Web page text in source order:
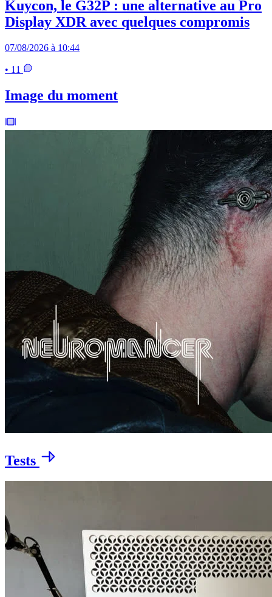
Kuycon, le G32P : une alternative au Pro
Display XDR avec quelques compromis
07/08/2026 à 10:44
• 11
Image du moment
Tests